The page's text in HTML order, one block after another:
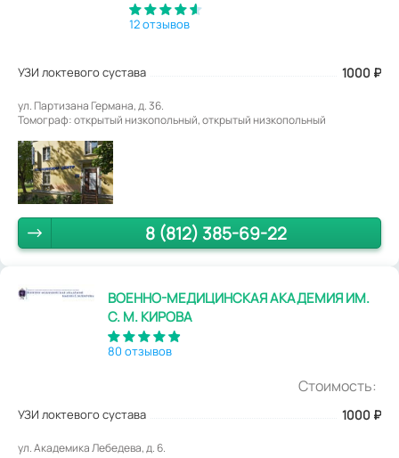
12 отзывов
УЗИ локтевого сустава 1000 ₽
ул. Партизана Германа, д. 36.
Томограф: открытый низкопольный, открытый низкопольный
8 (812) 385-69-22
ВОЕННО-МЕДИЦИНСКАЯ АКАДЕМИЯ ИМ.
С. М. КИРОВА
80 отзывов
Стоимость:
УЗИ локтевого сустава 1000 ₽
ул. Академика Лебедева, д. 6.